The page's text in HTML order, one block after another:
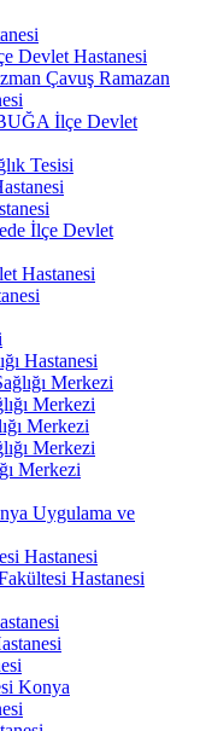
Devlet Hastanesi
Çavuş Ramazan
İlçe Devlet
Tesisi
İlçe Devlet
Hastanesi
Hastanesi
Merkezi
Merkezi
Merkezi
Merkezi
Merkezi
Uygulama ve
Hastanesi
Hastanesi
Konya